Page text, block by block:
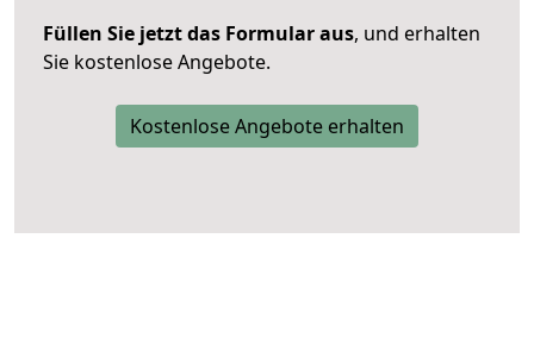
Füllen Sie jetzt das Formular aus, und erhalten
Sie kostenlose Angebote.
Kostenlose Angebote erhalten